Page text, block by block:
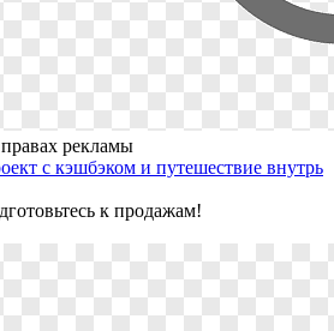
рекламы
с кэшбэком и путешествие внутрь
к продажам!